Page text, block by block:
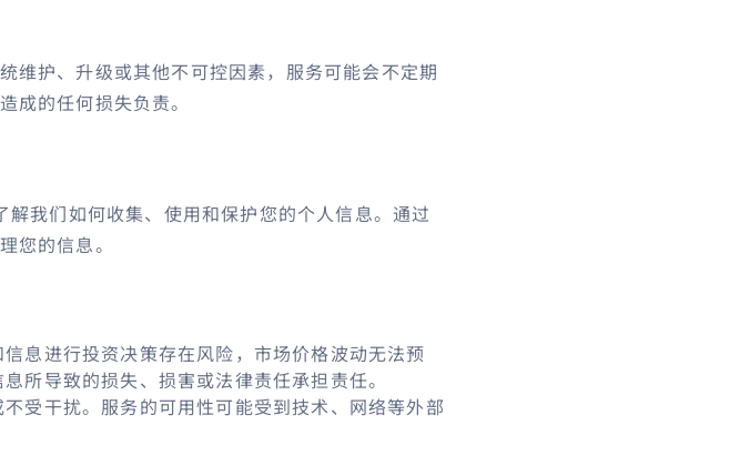
维护、升级或其他不可控因素，服务可能会不定期
成的任何损失负责。
解我们如何收集、使用和保护您的个人信息。通过
您的信息。
息进行投资决策存在风险，市场价格波动无法预
所导致的损失、损害或法律责任承担责任。
受干扰。服务的可用性可能受到技术、网络等外部